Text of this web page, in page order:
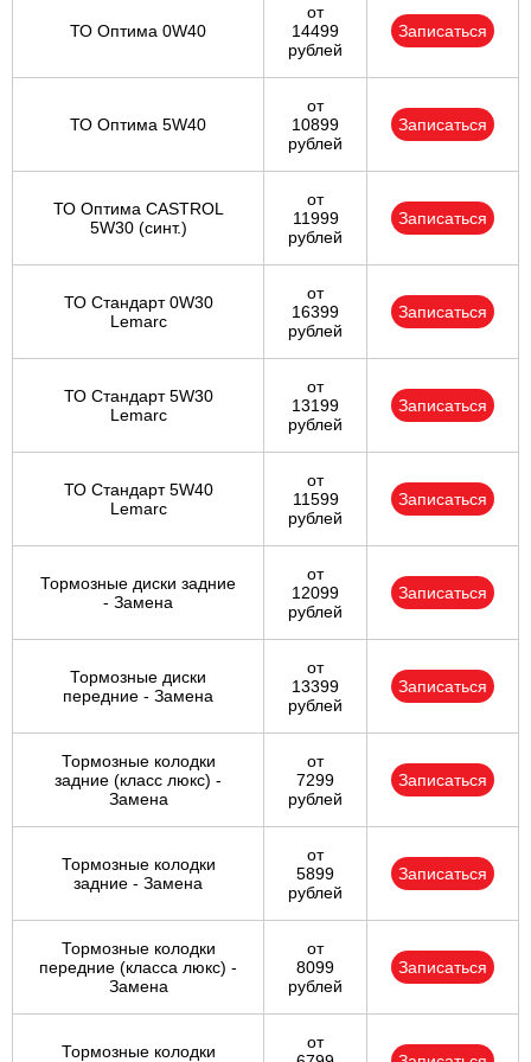
ТО Оптима 0W40
от
14499
рублей
Записаться
ТО Оптима 5W40
от
10899
рублей
Записаться
ТО Оптима CASTROL
5W30 (синт.)
от
11999
рублей
Записаться
ТО Стандарт 0W30
Lemarc
от
16399
рублей
Записаться
ТО Стандарт 5W30
Lemarc
от
13199
рублей
Записаться
ТО Стандарт 5W40
Lemarc
от
11599
рублей
Записаться
Тормозные диски задние
- Замена
от
12099
рублей
Записаться
Тормозные диски
передние - Замена
от
13399
рублей
Записаться
Тормозные колодки
задние (класс люкс) -
Замена
от
7299
рублей
Записаться
Тормозные колодки
задние - Замена
от
5899
рублей
Записаться
Тормозные колодки
передние (класса люкс) -
Замена
от
8099
рублей
Записаться
Тормозные колодки
от